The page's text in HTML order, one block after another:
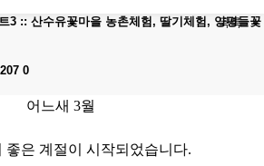
목록
3 :: 산수유꽃마을 농촌체험, 딸기체험, 양평들꽃
0
어느새 3월
좋은 계절이 시작되었습니다.